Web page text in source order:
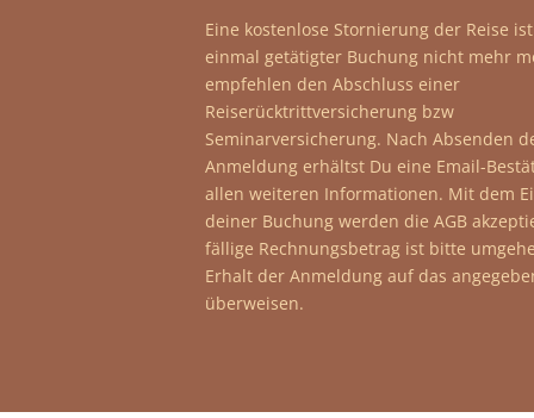
Eine kostenlose Stornierung der Reise
einmal getätigter Buchung nicht mehr
empfehlen den Abschluss einer
Reiserücktrittversicherung bzw
Seminarversicherung. Nach Absenden
Anmeldung erhältst Du eine Email-
allen weiteren Informationen. Mit dem
deiner Buchung werden die AGB
fällige Rechnungsbetrag ist bitte
Erhalt der Anmeldung auf das
überweisen.